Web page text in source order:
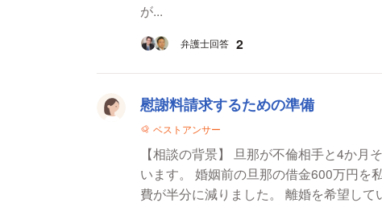
が...
弁護士回答 2
慰謝料請求するための準備
ベストアンサー
【相談の背景】 旦那が不倫相手と4か
います。 婚姻前の旦那の借金600万円を
費が半分に減りました。 離婚を希望して